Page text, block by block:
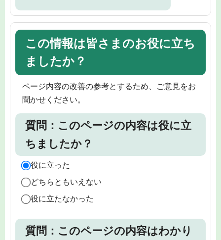
この情報は皆さまのお役に立ち
ましたか？
ページ内容の改善の参考とするため、ご意見をお
聞かせください。
質問：このページの内容は役に立
ちましたか？
役に立った
どちらともいえない
役に立たなかった
質問：このページの内容はわかり